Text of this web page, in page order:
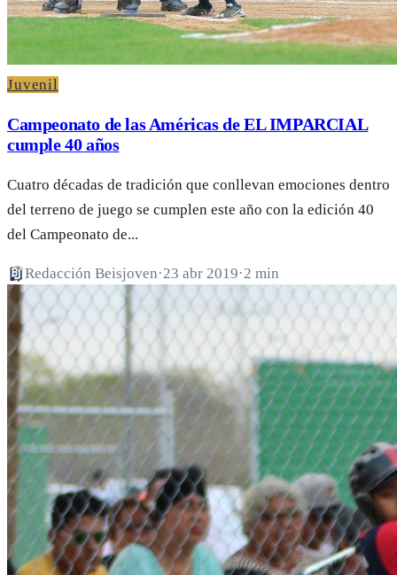
Juvenil
Campeonato de las Américas de EL IMPARCIAL
cumple 40 años
Cuatro décadas de tradición que conllevan emociones dentro
del terreno de juego se cumplen este año con la edición 40
del Campeonato de...
Redacción Beisjoven·23 abr 2019·2 min